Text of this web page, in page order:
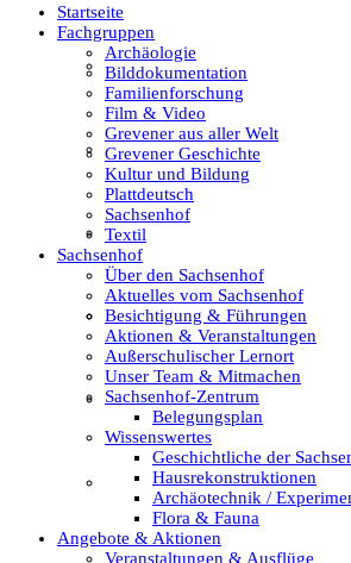
Familienforschung
Film & Video
Grevener aus aller Welt
Grevener Geschichte
Kultur und Bildung
Plattdeutsch
Startseite
Fachgruppen
Archäologie
Bilddokumentation
Familienforschung
Film & Video
Grevener aus aller Welt
Grevener Geschichte
Kultur und Bildung
Plattdeutsch
Sachsenhof
Textil
Sachsenhof
Über den Sachsenhof
Aktuelles vom Sachsenhof
Besichtigung & Führungen
Aktionen & Veranstaltungen
Außerschulischer Lernort
Unser Team & Mitmachen
Sachsenhof-Zentrum
Belegungsplan
Wissenswertes
Geschichtliche der
Hausrekonstruktionen
Archäotechnik /
Flora & Fauna
Angebote & Aktionen
Veranstaltungen & Ausflüge